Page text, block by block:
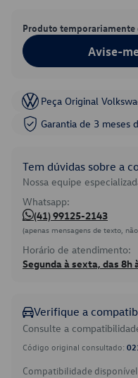
Produto temporariamente
Avise-
Peça Original
Garantia de 3 meses
Tem dúvidas sobre a
Nossa equipe
Whatsapp:
(41) 99125-2143
(apenas mensagens de texto,
Horário de atendimento:
Segunda à sexta, das 8h
Verifique a
Consulte a
Código original consultado:
Compatibilidade